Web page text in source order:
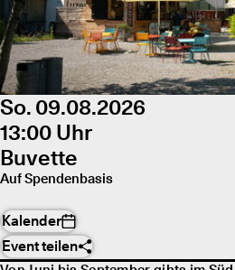
So. 09.08.2026
13:00 Uhr
Buvette
Auf Spendenbasis
Kalender
Event teilen